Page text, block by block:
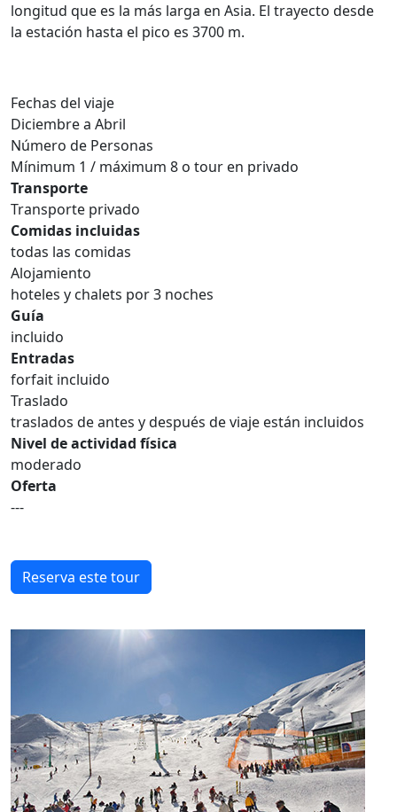
longitud que es la más larga en Asia. El trayecto desde
la estación hasta el pico es 3700 m.
Fechas del viaje
Diciembre a Abril
Número de Personas
Mínimum 1 / máximum 8 o tour en privado
Transporte
Transporte privado
Comidas incluidas
todas las comidas
Alojamiento
hoteles y chalets por 3 noches
Guía
incluido
Entradas
forfait incluido
Traslado
traslados de antes y después de viaje están incluidos
Nivel de actividad física
moderado
Oferta
---
Reserva este tour